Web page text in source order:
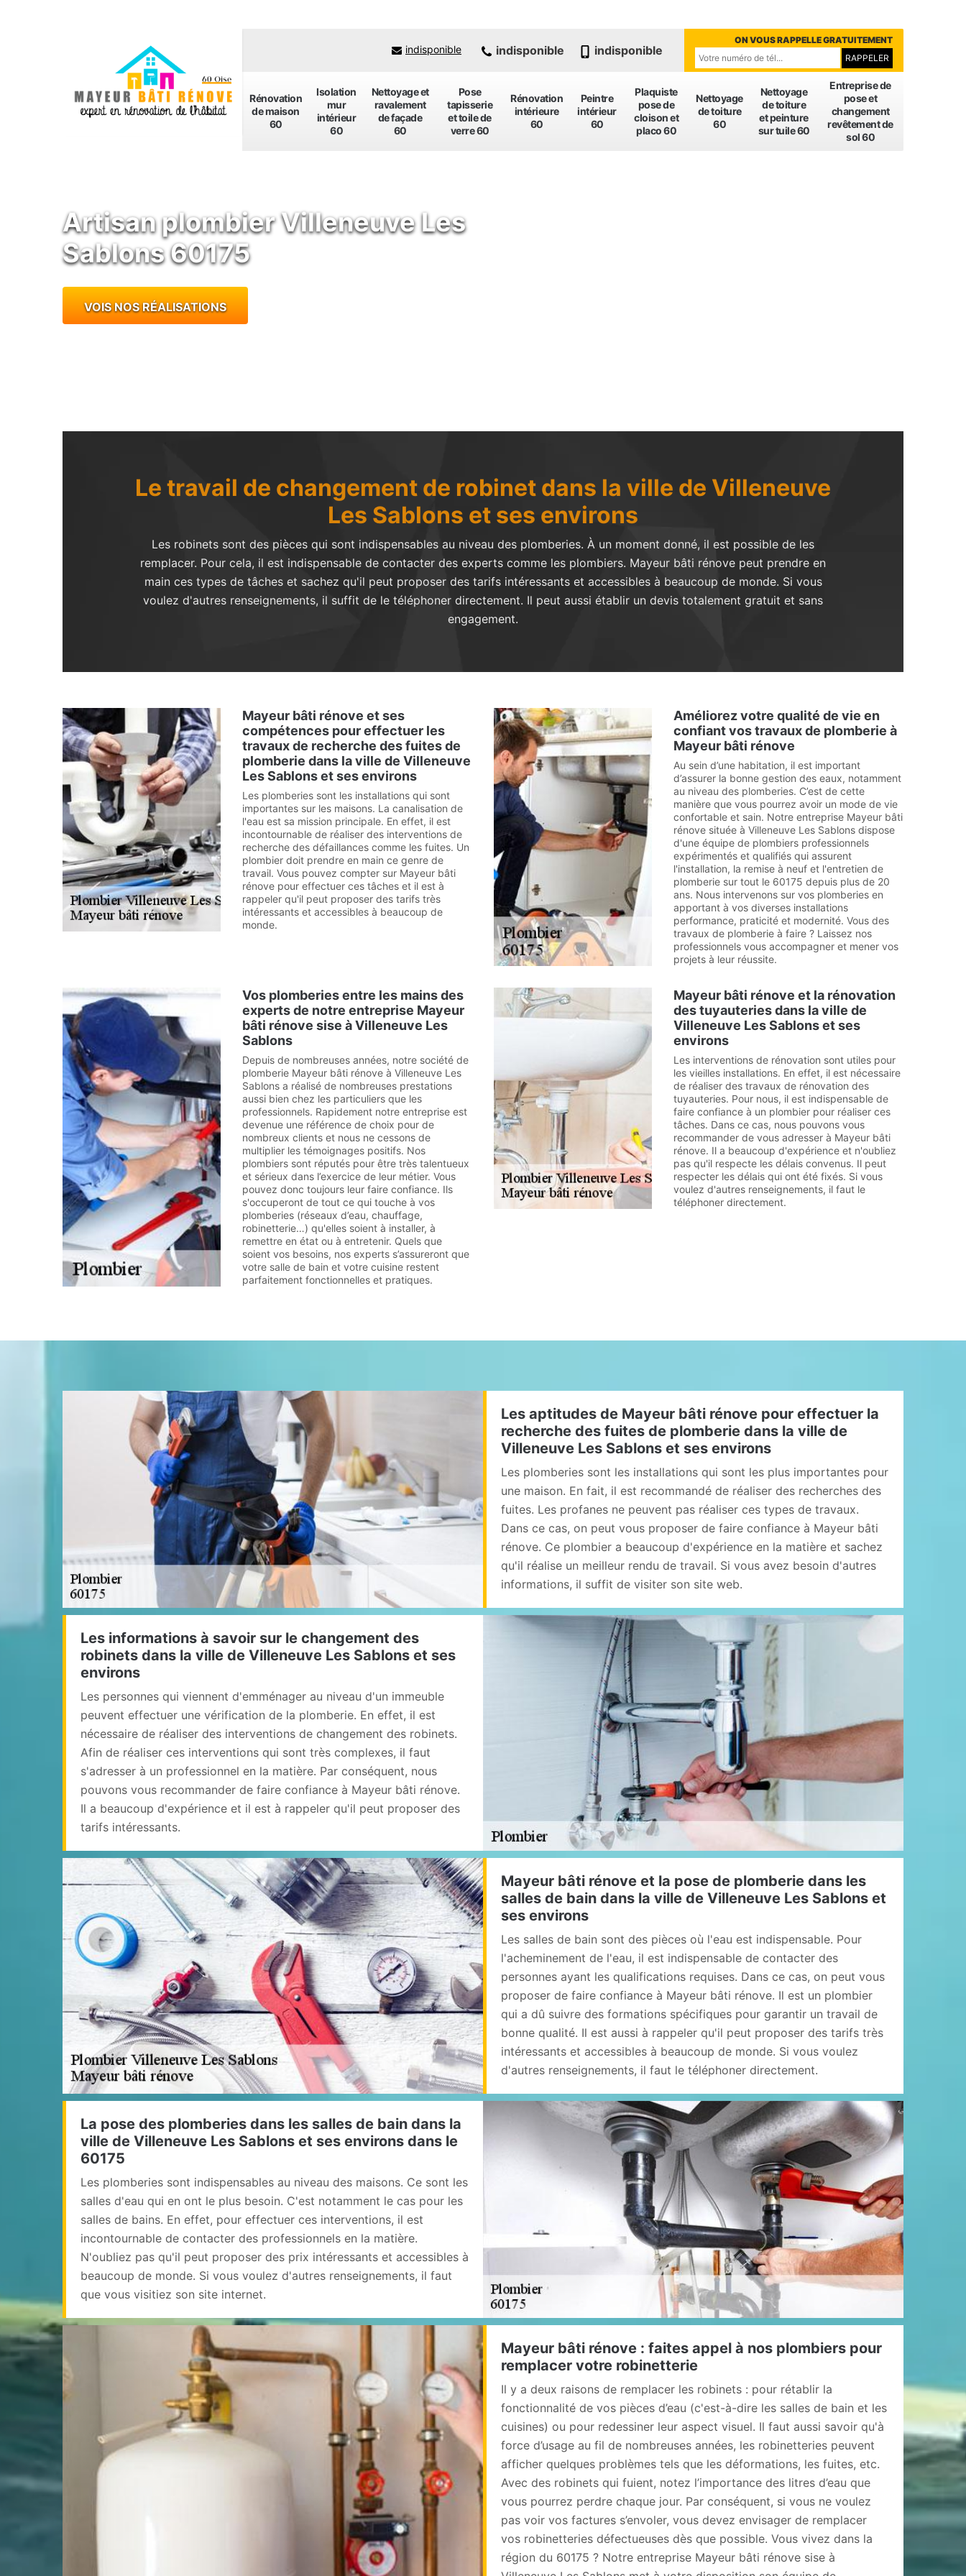
Rénovation
de maison
60
Isolation
mur
intérieur
60
Nettoyage et
ravalement
de façade
60
Pose
tapisserie
et toile de
verre 60
Rénovation
intérieure
60
Peintre
intérieur
60
Plaquiste
pose de
cloison et
placo 60
Nettoyage
de toiture
60
Nettoyage
de toiture
et peinture
sur tuile 60
Entreprise de
pose et
changement
revêtement de
sol 60
indisponible indisponible indisponible
ON VOUS RAPPELLE GRATUITEMENT
Artisan plombier Villeneuve Les
Sablons 60175
VOIS NOS RÉALISATIONS
Le travail de changement de robinet dans la ville de Villeneuve
Les Sablons et ses environs
Les robinets sont des pièces qui sont indispensables au niveau des plomberies. À un moment donné, il est possible de les
remplacer. Pour cela, il est indispensable de contacter des experts comme les plombiers. Mayeur bâti rénove peut prendre en
main ces types de tâches et sachez qu'il peut proposer des tarifs intéressants et accessibles à beaucoup de monde. Si vous
voulez d'autres renseignements, il suffit de le téléphoner directement. Il peut aussi établir un devis totalement gratuit et sans
engagement.
Mayeur bâti rénove et ses
compétences pour effectuer les
travaux de recherche des fuites de
plomberie dans la ville de Villeneuve
Les Sablons et ses environs
Les plomberies sont les installations qui sont
importantes sur les maisons. La canalisation de
l'eau est sa mission principale. En effet, il est
incontournable de réaliser des interventions de
recherche des défaillances comme les fuites. Un
plombier doit prendre en main ce genre de
travail. Vous pouvez compter sur Mayeur bâti
rénove pour effectuer ces tâches et il est à
rappeler qu'il peut proposer des tarifs très
intéressants et accessibles à beaucoup de
monde.
Améliorez votre qualité de vie en
confiant vos travaux de plomberie à
Mayeur bâti rénove
Au sein d’une habitation, il est important
d’assurer la bonne gestion des eaux, notamment
au niveau des plomberies. C’est de cette
manière que vous pourrez avoir un mode de vie
confortable et sain. Notre entreprise Mayeur bâti
rénove située à Villeneuve Les Sablons dispose
d'une équipe de plombiers professionnels
expérimentés et qualifiés qui assurent
l'installation, la remise à neuf et l'entretien de
plomberie sur tout le 60175 depuis plus de 20
ans. Nous intervenons sur vos plomberies en
apportant à vos diverses installations
performance, praticité et modernité. Vous des
travaux de plomberie à faire ? Laissez nos
professionnels vous accompagner et mener vos
projets à leur réussite.
Vos plomberies entre les mains des
experts de notre entreprise Mayeur
bâti rénove sise à Villeneuve Les
Sablons
Depuis de nombreuses années, notre société de
plomberie Mayeur bâti rénove à Villeneuve Les
Sablons a réalisé de nombreuses prestations
aussi bien chez les particuliers que les
professionnels. Rapidement notre entreprise est
devenue une référence de choix pour de
nombreux clients et nous ne cessons de
multiplier les témoignages positifs. Nos
plombiers sont réputés pour être très talentueux
et sérieux dans l’exercice de leur métier. Vous
pouvez donc toujours leur faire confiance. Ils
s'occuperont de tout ce qui touche à vos
plomberies (réseaux d’eau, chauffage,
robinetterie…) qu'elles soient à installer, à
remettre en état ou à entretenir. Quels que
soient vos besoins, nos experts s’assureront que
votre salle de bain et votre cuisine restent
parfaitement fonctionnelles et pratiques.
Mayeur bâti rénove et la rénovation
des tuyauteries dans la ville de
Villeneuve Les Sablons et ses
environs
Les interventions de rénovation sont utiles pour
les vieilles installations. En effet, il est nécessaire
de réaliser des travaux de rénovation des
tuyauteries. Pour nous, il est indispensable de
faire confiance à un plombier pour réaliser ces
tâches. Dans ce cas, nous pouvons vous
recommander de vous adresser à Mayeur bâti
rénove. Il a beaucoup d'expérience et n'oubliez
pas qu'il respecte les délais convenus. Il peut
respecter les délais qui ont été fixés. Si vous
voulez d'autres renseignements, il faut le
téléphoner directement.
Les aptitudes de Mayeur bâti rénove pour effectuer la
recherche des fuites de plomberie dans la ville de
Villeneuve Les Sablons et ses environs
Les plomberies sont les installations qui sont les plus importantes pour
une maison. En fait, il est recommandé de réaliser des recherches des
fuites. Les profanes ne peuvent pas réaliser ces types de travaux.
Dans ce cas, on peut vous proposer de faire confiance à Mayeur bâti
rénove. Ce plombier a beaucoup d'expérience en la matière et sachez
qu'il réalise un meilleur rendu de travail. Si vous avez besoin d'autres
informations, il suffit de visiter son site web.
Les informations à savoir sur le changement des
robinets dans la ville de Villeneuve Les Sablons et ses
environs
Les personnes qui viennent d'emménager au niveau d'un immeuble
peuvent effectuer une vérification de la plomberie. En effet, il est
nécessaire de réaliser des interventions de changement des robinets.
Afin de réaliser ces interventions qui sont très complexes, il faut
s'adresser à un professionnel en la matière. Par conséquent, nous
pouvons vous recommander de faire confiance à Mayeur bâti rénove.
Il a beaucoup d'expérience et il est à rappeler qu'il peut proposer des
tarifs intéressants.
Mayeur bâti rénove et la pose de plomberie dans les
salles de bain dans la ville de Villeneuve Les Sablons et
ses environs
Les salles de bain sont des pièces où l'eau est indispensable. Pour
l'acheminement de l'eau, il est indispensable de contacter des
personnes ayant les qualifications requises. Dans ce cas, on peut vous
proposer de faire confiance à Mayeur bâti rénove. Il est un plombier
qui a dû suivre des formations spécifiques pour garantir un travail de
bonne qualité. Il est aussi à rappeler qu'il peut proposer des tarifs très
intéressants et accessibles à beaucoup de monde. Si vous voulez
d'autres renseignements, il faut le téléphoner directement.
La pose des plomberies dans les salles de bain dans la
ville de Villeneuve Les Sablons et ses environs dans le
60175
Les plomberies sont indispensables au niveau des maisons. Ce sont les
salles d'eau qui en ont le plus besoin. C'est notamment le cas pour les
salles de bains. En effet, pour effectuer ces interventions, il est
incontournable de contacter des professionnels en la matière.
N'oubliez pas qu'il peut proposer des prix intéressants et accessibles à
beaucoup de monde. Si vous voulez d'autres renseignements, il faut
que vous visitiez son site internet.
Mayeur bâti rénove : faites appel à nos plombiers pour
remplacer votre robinetterie
Il y a deux raisons de remplacer les robinets : pour rétablir la
fonctionnalité de vos pièces d’eau (c'est-à-dire les salles de bain et les
cuisines) ou pour redessiner leur aspect visuel. Il faut aussi savoir qu'à
force d’usage au fil de nombreuses années, les robinetteries peuvent
afficher quelques problèmes tels que les déformations, les fuites, etc.
Avec des robinets qui fuient, notez l’importance des litres d’eau que
vous pourrez perdre chaque jour. Par conséquent, si vous ne voulez
pas voir vos factures s’envoler, vous devez envisager de remplacer
vos robinetteries défectueuses dès que possible. Vous vivez dans la
région du 60175 ? Notre entreprise Mayeur bâti rénove sise à